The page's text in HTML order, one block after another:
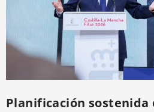
Planificación